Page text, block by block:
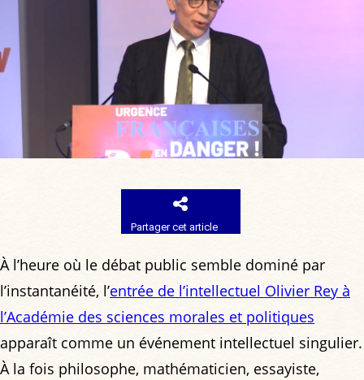
Partager cet article
À l’heure où le débat public semble dominé par
l’instantanéité, l’entrée de l’intellectuel Olivier Rey à
l’Académie des sciences morales et politiques
apparaît comme un événement intellectuel singulier.
À la fois philosophe, mathématicien, essayiste,